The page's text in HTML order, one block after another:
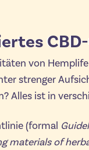
von
strenger
Alles ist in
(formal
materials of